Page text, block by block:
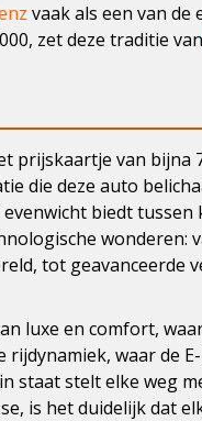
vaak als een van de
zet deze traditie van
prijskaartje van bijna
die deze auto
biedt tussen
wonderen:
tot geavanceerde
luxe en comfort,
waar de
staat stelt elke weg
is het duidelijk dat